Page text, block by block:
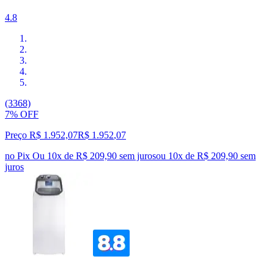
4.8
(3368)
7% OFF
Preço R$ 1.952,07R$ 1.952,07
no Pix Ou 10x de R$ 209,90 sem jurosou 10x de R$ 209,90 sem
juros